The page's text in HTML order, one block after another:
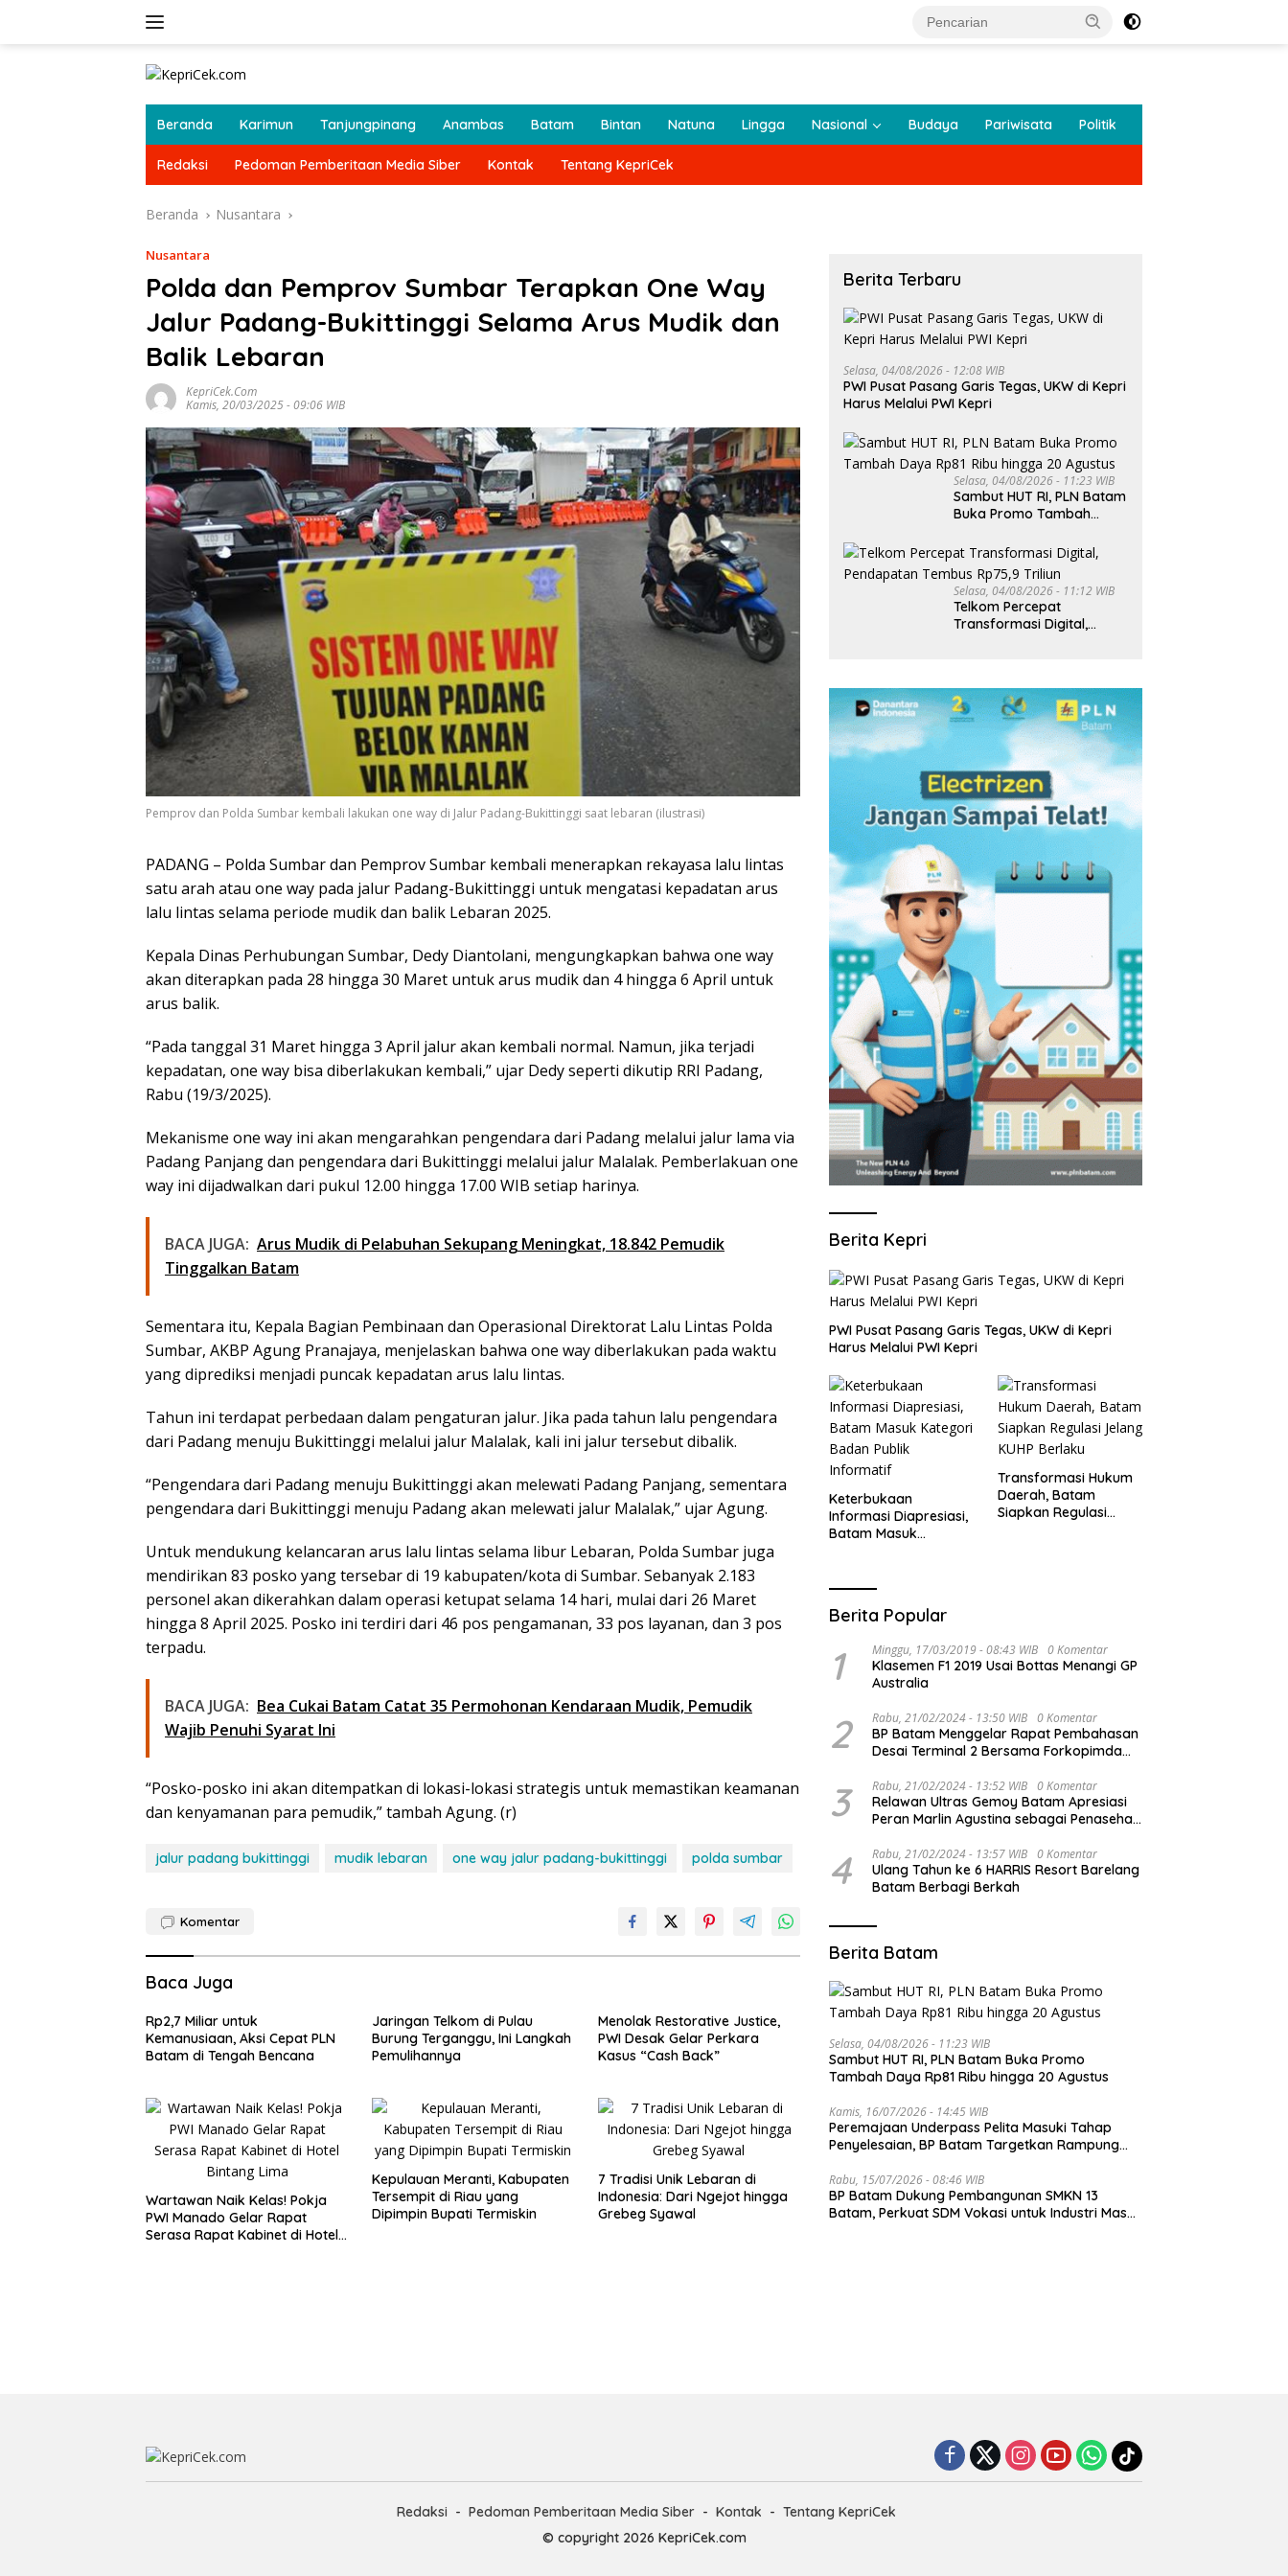
Beranda Karimun Tanjungpinang Anambas Batam Bintan Natuna Lingga Nasional Budaya Pariwisata Politik
Redaksi Pedoman Pemberitaan Media Siber Kontak Tentang KepriCek
Beranda Nusantara
Nusantara
Polda dan Pemprov Sumbar Terapkan One Way
Jalur Padang-Bukittinggi Selama Arus Mudik dan
Balik Lebaran
KepriCek.com
Kamis, 20/03/2025 - 09:06 WIB
Pemprov dan Polda Sumbar kembali lakukan one way di Jalur Padang-Bukittinggi saat lebaran (ilustrasi)
PADANG – Polda Sumbar dan Pemprov Sumbar kembali menerapkan rekayasa lalu lintas
satu arah atau one way pada jalur Padang-Bukittinggi untuk mengatasi kepadatan arus
lalu lintas selama periode mudik dan balik Lebaran 2025.
Kepala Dinas Perhubungan Sumbar, Dedy Diantolani, mengungkapkan bahwa one way
akan diterapkan pada 28 hingga 30 Maret untuk arus mudik dan 4 hingga 6 April untuk
arus balik.
“Pada tanggal 31 Maret hingga 3 April jalur akan kembali normal. Namun, jika terjadi
kepadatan, one way bisa diberlakukan kembali,” ujar Dedy seperti dikutip RRI Padang,
Rabu (19/3/2025).
Mekanisme one way ini akan mengarahkan pengendara dari Padang melalui jalur lama via
Padang Panjang dan pengendara dari Bukittinggi melalui jalur Malalak. Pemberlakuan one
way ini dijadwalkan dari pukul 12.00 hingga 17.00 WIB setiap harinya.
BACA JUGA: Arus Mudik di Pelabuhan Sekupang Meningkat, 18.842 Pemudik
Tinggalkan Batam
Sementara itu, Kepala Bagian Pembinaan dan Operasional Direktorat Lalu Lintas Polda
Sumbar, AKBP Agung Pranajaya, menjelaskan bahwa one way diberlakukan pada waktu
yang diprediksi menjadi puncak kepadatan arus lalu lintas.
Tahun ini terdapat perbedaan dalam pengaturan jalur. Jika pada tahun lalu pengendara
dari Padang menuju Bukittinggi melalui jalur Malalak, kali ini jalur tersebut dibalik.
“Pengendara dari Padang menuju Bukittinggi akan melewati Padang Panjang, sementara
pengendara dari Bukittinggi menuju Padang akan melewati jalur Malalak,” ujar Agung.
Untuk mendukung kelancaran arus lalu lintas selama libur Lebaran, Polda Sumbar juga
mendirikan 83 posko yang tersebar di 19 kabupaten/kota di Sumbar. Sebanyak 2.183
personel akan dikerahkan dalam operasi ketupat selama 14 hari, mulai dari 26 Maret
hingga 8 April 2025. Posko ini terdiri dari 46 pos pengamanan, 33 pos layanan, dan 3 pos
terpadu.
BACA JUGA: Bea Cukai Batam Catat 35 Permohonan Kendaraan Mudik, Pemudik
Wajib Penuhi Syarat Ini
“Posko-posko ini akan ditempatkan di lokasi-lokasi strategis untuk memastikan keamanan
dan kenyamanan para pemudik,” tambah Agung. (r)
jalur padang bukittinggi mudik lebaran one way jalur padang-bukittinggi polda sumbar
Komentar
Baca Juga
Rp2,7 Miliar untuk
Kemanusiaan, Aksi Cepat PLN
Batam di Tengah Bencana
Jaringan Telkom di Pulau
Burung Terganggu, Ini Langkah
Pemulihannya
Menolak Restorative Justice,
PWI Desak Gelar Perkara
Kasus “Cash Back”
Wartawan Naik Kelas! Pokja
PWI Manado Gelar Rapat
Serasa Rapat Kabinet di Hotel
Kepulauan Meranti, Kabupaten
Tersempit di Riau yang
Dipimpin Bupati Termiskin
7 Tradisi Unik Lebaran di
Indonesia: Dari Ngejot hingga
Grebeg Syawal
Berita Terbaru
Selasa, 04/08/2026 - 12:08 WIB
PWI Pusat Pasang Garis Tegas, UKW di Kepri
Harus Melalui PWI Kepri
Selasa, 04/08/2026 - 11:23 WIB
Sambut HUT RI, PLN Batam
Buka Promo Tambah
Agustus
Selasa, 04/08/2026 - 11:12 WIB
Telkom Percepat
Transformasi Digital,
Berita Kepri
PWI Pusat Pasang Garis Tegas, UKW di Kepri
Harus Melalui PWI Kepri
Keterbukaan
Informasi Diapresiasi,
Batam Masuk
Transformasi Hukum
Daerah, Batam
Siapkan Regulasi
Berita Popular
1 Minggu, 17/03/2019 - 08:43 WIB 0 Komentar
Klasemen F1 2019 Usai Bottas Menangi GP
Australia
2 Rabu, 21/02/2024 - 13:50 WIB 0 Komentar
BP Batam Menggelar Rapat Pembahasan
Desai Terminal 2 Bersama Forkopimda
3 Rabu, 21/02/2024 - 13:52 WIB 0 Komentar
Relawan Ultras Gemoy Batam Apresiasi
Peran Marlin Agustina sebagai Penasehat
4 Rabu, 21/02/2024 - 13:57 WIB 0 Komentar
Ulang Tahun ke 6 HARRIS Resort Barelang
Batam Berbagi Berkah
Berita Batam
Selasa, 04/08/2026 - 11:23 WIB
Sambut HUT RI, PLN Batam Buka Promo
Tambah Daya Rp81 Ribu hingga 20 Agustus
Kamis, 16/07/2026 - 14:45 WIB
Peremajaan Underpass Pelita Masuki Tahap
Penyelesaian, BP Batam Targetkan Rampung
Rabu, 15/07/2026 - 08:46 WIB
BP Batam Dukung Pembangunan SMKN 13
Batam, Perkuat SDM Vokasi untuk Industri Masa
Redaksi Pedoman Pemberitaan Media Siber Kontak
Tentang KepriCek
© copyright 2026 KepriCek.com